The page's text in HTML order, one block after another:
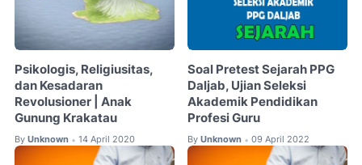
Psikologis, Religiusitas,
dan Kesadaran
Revolusioner | Anak
Gunung Krakatau
By Unknown • 14 April 2020
Soal Pretest Sejarah PPG
Daljab, Ujian Seleksi
Akademik Pendidikan
Profesi Guru
By Unknown • 09 April 2022